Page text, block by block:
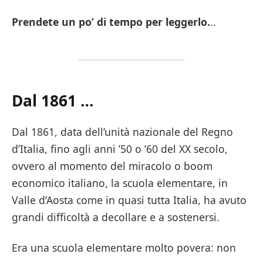
Prendete un po’ di tempo per leggerlo...
Dal 1861 …
Dal 1861, data dell’unità nazionale del Regno
d’Italia, fino agli anni ’50 o ’60 del XX secolo,
ovvero al momento del miracolo o boom
economico italiano, la scuola elementare, in
Valle d’Aosta come in quasi tutta Italia, ha avuto
grandi difficoltà a decollare e a sostenersi.
Era una scuola elementare molto povera: non